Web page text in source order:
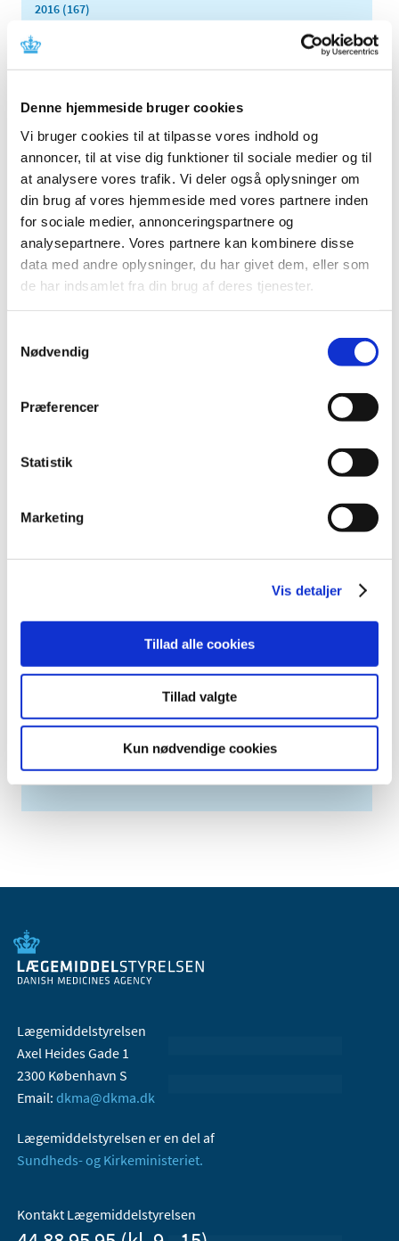
Denne hjemmeside bruger cookies
Vi bruger cookies til at tilpasse vores indhold og
annoncer, til at vise dig funktioner til sociale medier og til
at analysere vores trafik. Vi deler også oplysninger om
din brug af vores hjemmeside med vores partnere inden
for sociale medier, annonceringspartnere og
analysepartnere. Vores partnere kan kombinere disse
data med andre oplysninger, du har givet dem, eller som
de har indsamlet fra din brug af deres tjenester.
Nødvendig
Præferencer
Statistik
Marketing
Vis detaljer
Tillad alle cookies
Tillad valgte
Kun nødvendige cookies
2016 (167)
2014 (44)
2012 (44)
2011 (13)
november (1)
oktober (2)
september (2)
august (2)
juli (1)
juni (1)
maj (2)
januar (1)
2008 (8)
2006 (9)
Meddelelser om forsyning af medicin til mennesker og dyr
Høringer på Høringsportalen
Se Lægemiddelstyrelsens høringer påhøringsportalen
Lægemiddelstyrelsen
Axel Heides Gade 1
2300 København S
Email: dkma@dkma.dk
Lægemiddelstyrelsen er en del af
Sundheds- og Kirkeministeriet.
Kontakt Lægemiddelstyrelsen